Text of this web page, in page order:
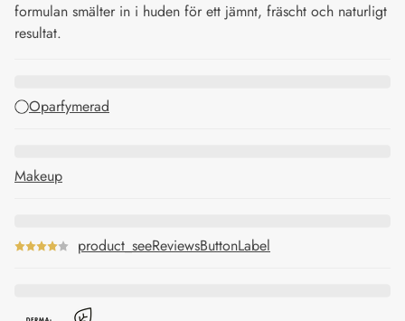
formulan smälter in i huden för ett jämnt, fräscht och naturligt
resultat.
Oparfymerad
Makeup
product_seeReviewsButtonLabel